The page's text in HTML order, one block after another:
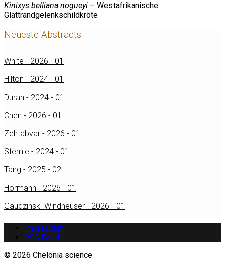
Kinixys belliana nogueyi – Westafrikanische
Glattrandgelenkschildkröte
Neueste Abstracts
White - 2026 - 01
Hilton - 2024 - 01
Duran - 2024 - 01
Chen - 2026 - 01
Zehtabvar - 2026 - 01
Stemle - 2024 - 01
Tang - 2025 - 02
Hörmann - 2026 - 01
Gaudzinski-Windheuser - 2026 - 01
Impressum
RSS Feed
© 2026 Chelonia science